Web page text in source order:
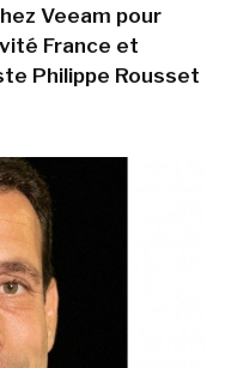
Veeam pour
France et
Philippe Rousset